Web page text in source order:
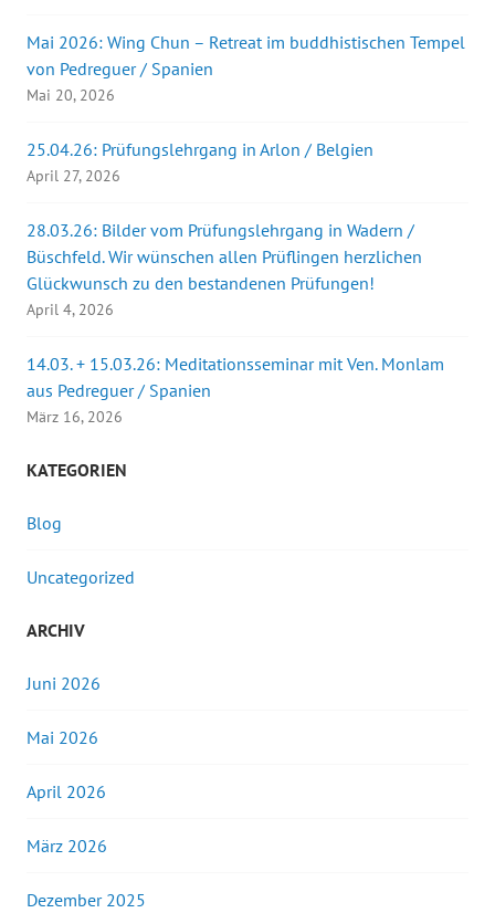
Mai 2026: Wing Chun – Retreat im buddhistischen Tempel
von Pedreguer / Spanien
Mai 20, 2026
25.04.26: Prüfungslehrgang in Arlon / Belgien
April 27, 2026
28.03.26: Bilder vom Prüfungslehrgang in Wadern /
Büschfeld. Wir wünschen allen Prüflingen herzlichen
Glückwunsch zu den bestandenen Prüfungen!
April 4, 2026
14.03. + 15.03.26: Meditationsseminar mit Ven. Monlam
aus Pedreguer / Spanien
März 16, 2026
KATEGORIEN
Blog
Uncategorized
ARCHIV
Juni 2026
Mai 2026
April 2026
März 2026
Dezember 2025